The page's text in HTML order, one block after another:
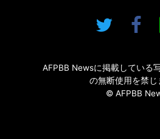
AFPBB Newsに掲載している
の無断使用を禁じ
© AFPBB